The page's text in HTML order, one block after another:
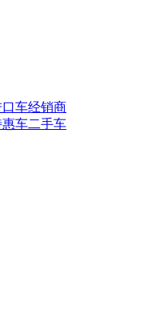
口车经销商
惠车二手车